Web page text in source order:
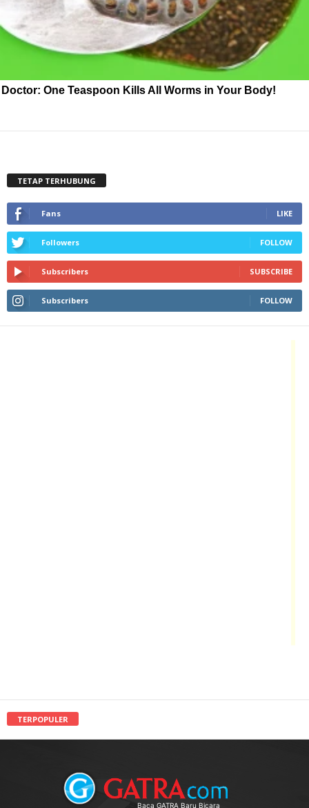
Doctor: One Teaspoon Kills All Worms in Your Body!
TETAP TERHUBUNG
Fans LIKE
Followers FOLLOW
Subscribers SUBSCRIBE
Subscribers FOLLOW
TERPOPULER
Baca GATRA Baru Bicara